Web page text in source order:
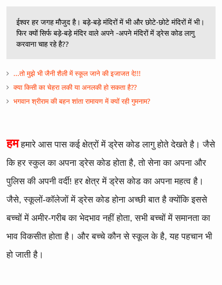
ईश्वर हर जगह मौजुद है। बड़े-बड़े मंदिरों में भी और छोटे-छोटे मंदिरों में भी।
फिर क्यों सिर्फ बड़े-बड़े मंदिर वाले अपने -अपने मंदिरों में ड्रेस कोड लागु
करवाना चाह रहे है??
...तो मुझे भी जैनी शैली में स्कूल जाने की इजाजत दे!!!
क्या किसी का चेहरा लकी या अनलकी हो सकता है??
भगवान श्रीराम की बहन शांता रामायण में क्यों रही गुमनाम?
हमहमारे आस पास कई क्षेत्रों में ड्रेस कोड लागु होते देखते है। जैसे
कि हर स्कुल का अपना ड्रेस कोड होता है, तो सेना का अपना और
पुलिस की अपनी वर्दी! हर क्षेत्र में ड्रेस कोड का अपना महत्व है।
जैसे, स्कूलों-कॉलेजों में ड्रेस कोड होना अच्छी बात है क्योंकि इससे
बच्चों में अमीर-गरीब का भेदभाव नहीं होता, सभी बच्चों में समानता का
भाव विकसीत होता है। और बच्चे कौन से स्कूल के है, यह पहचान भी
हो जाती है।